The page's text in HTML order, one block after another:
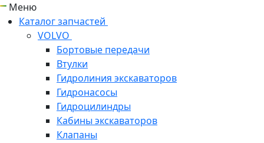
Меню
Каталог запчастей
VOLVO
Бортовые передачи
Втулки
Гидролиния экскаваторов
Гидронасосы
Гидроцилиндры
Кабины экскаваторов
Клапаны